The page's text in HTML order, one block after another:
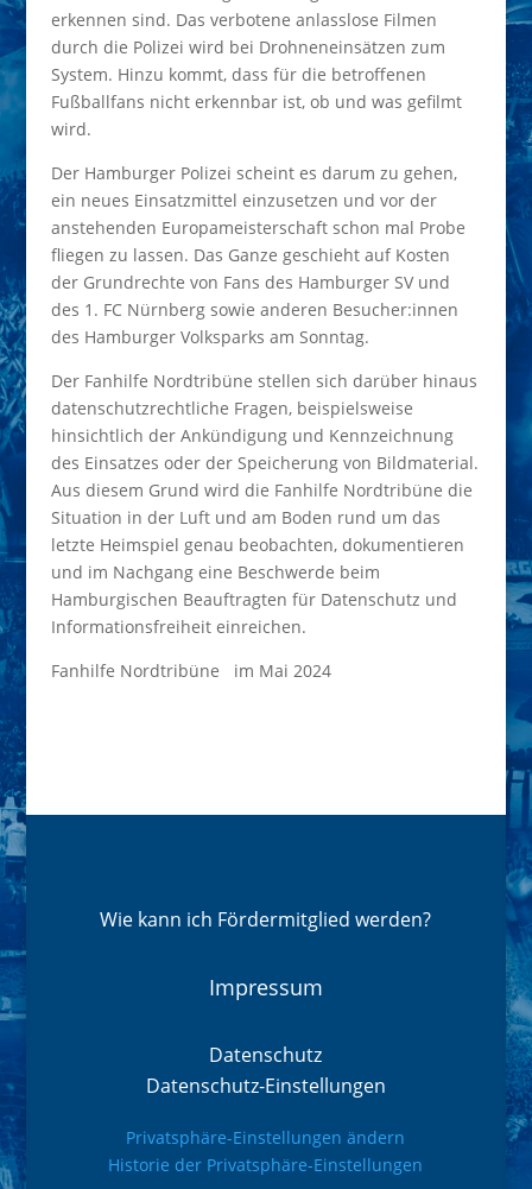
erkennen sind. Das verbotene anlasslose Filmen
durch die Polizei wird bei Drohneneinsätzen zum
System. Hinzu kommt, dass für die betroffenen
Fußballfans nicht erkennbar ist, ob und was gefilmt
wird.
Der Hamburger Polizei scheint es darum zu gehen,
ein neues Einsatzmittel einzusetzen und vor der
anstehenden Europameisterschaft schon mal Probe
fliegen zu lassen. Das Ganze geschieht auf Kosten
der Grundrechte von Fans des Hamburger SV und
des 1. FC Nürnberg sowie anderen Besucher:innen
des Hamburger Volksparks am Sonntag.
Der Fanhilfe Nordtribüne stellen sich darüber hinaus
datenschutzrechtliche Fragen, beispielsweise
hinsichtlich der Ankündigung und Kennzeichnung
des Einsatzes oder der Speicherung von Bildmaterial.
Aus diesem Grund wird die Fanhilfe Nordtribüne die
Situation in der Luft und am Boden rund um das
letzte Heimspiel genau beobachten, dokumentieren
und im Nachgang eine Beschwerde beim
Hamburgischen Beauftragten für Datenschutz und
Informationsfreiheit einreichen.
Fanhilfe Nordtribüne im Mai 2024
Wie kann ich Fördermitglied werden?
Impressum
Datenschutz
Datenschutz-Einstellungen
Privatsphäre-Einstellungen ändern
Historie der Privatsphäre-Einstellungen